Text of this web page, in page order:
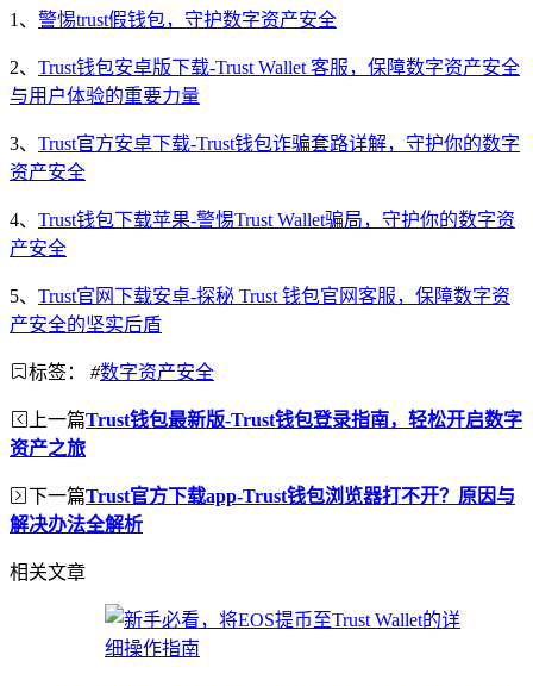
1、 警惕trust假钱包，守护数字资产安全
2、 Trust钱包安卓版下载-Trust Wallet 客服，保障数字资产安全
与用户体验的重要力量
3、 Trust官方安卓下载-Trust钱包诈骗套路详解，守护你的数字
资产安全
4、 Trust钱包下载苹果-警惕Trust Wallet骗局，守护你的数字资
产安全
5、 Trust官网下载安卓-探秘 Trust 钱包官网客服，保障数字资
产安全的坚实后盾
标签： #数字资产安全
上一篇Trust钱包最新版-Trust钱包登录指南，轻松开启数字
资产之旅
下一篇Trust官方下载app-Trust钱包浏览器打不开？原因与
解决办法全解析
相关文章